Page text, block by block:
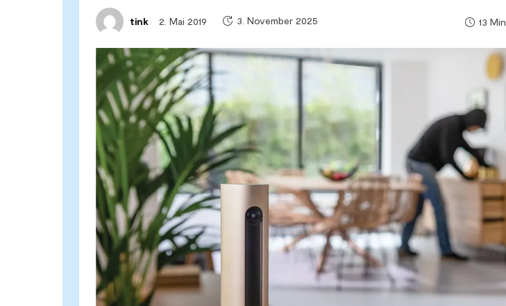
tink 2. Mai 2019 3. November 2025 13 Min.